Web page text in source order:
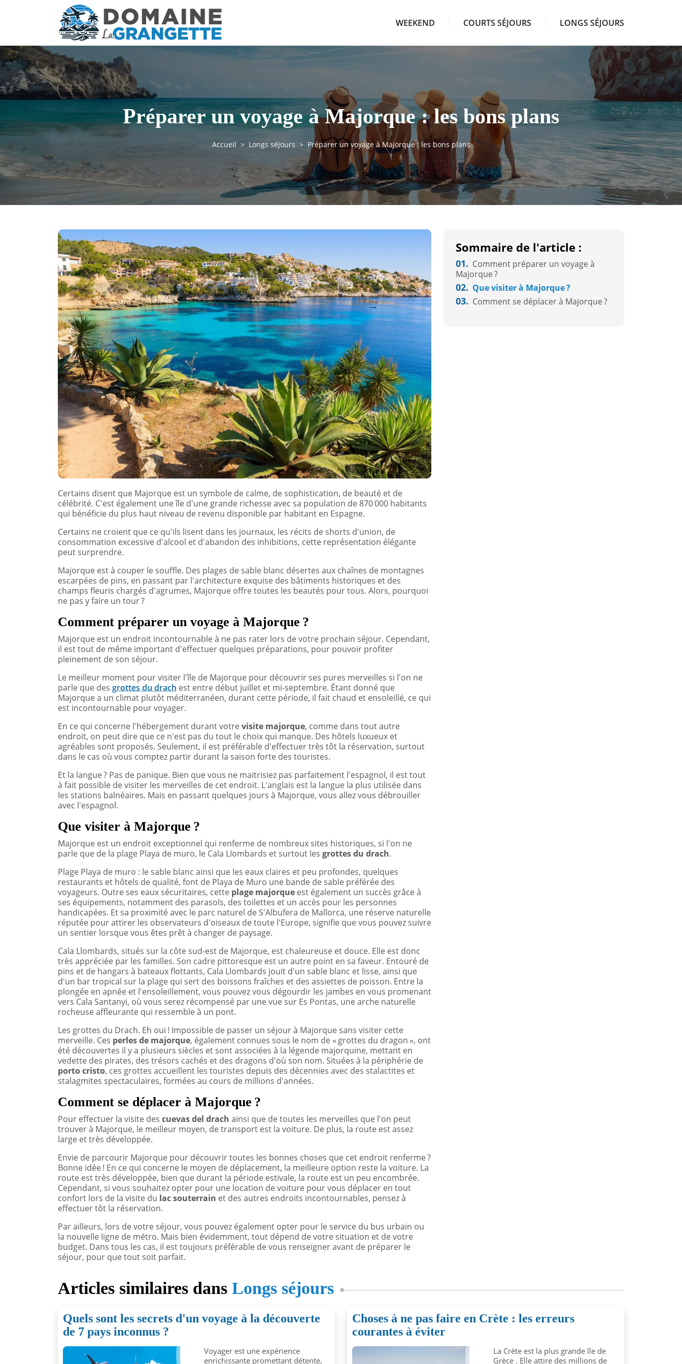
WEEKEND COURTS SÉJOURS LONGS SÉJOURS
Préparer un voyage à Majorque : les bons plans
Accueil Longs séjours Préparer un voyage à Majorque : les bons plans
Certains disent que Majorque est un symbole de calme, de sophistication, de beauté et de
célébrité. C'est également une île d'une grande richesse avec sa population de 870 000 habitants
qui bénéficie du plus haut niveau de revenu disponible par habitant en Espagne.
Certains ne croient que ce qu'ils lisent dans les journaux, les récits de shorts d'union, de
consommation excessive d'alcool et d'abandon des inhibitions, cette représentation élégante
peut surprendre.
Majorque est à couper le souffle. Des plages de sable blanc désertes aux chaînes de montagnes
escarpées de pins, en passant par l'architecture exquise des bâtiments historiques et des
champs fleuris chargés d'agrumes, Majorque offre toutes les beautés pour tous. Alors, pourquoi
ne pas y faire un tour ?
Comment préparer un voyage à Majorque ?
Majorque est un endroit incontournable à ne pas rater lors de votre prochain séjour. Cependant,
il est tout de même important d'effectuer quelques préparations, pour pouvoir profiter
pleinement de son séjour.
Le meilleur moment pour visiter l'île de Majorque pour découvrir ses pures merveilles si l'on ne
parle que des grottes du drach est entre début juillet et mi-septembre. Étant donné que
Majorque a un climat plutôt méditerranéen, durant cette période, il fait chaud et ensoleillé, ce qui
est incontournable pour voyager.
En ce qui concerne l'hébergement durant votrevisite majorque, comme dans tout autre
endroit, on peut dire que ce n'est pas du tout le choix qui manque. Des hôtels luxueux et
agréables sont proposés. Seulement, il est préférable d'effectuer très tôt la réservation, surtout
dans le cas où vous comptez partir durant la saison forte des touristes.
Et la langue ? Pas de panique. Bien que vous ne maitrisiez pas parfaitement l'espagnol, il est tout
à fait possible de visiter les merveilles de cet endroit. L'anglais est la langue la plus utilisée dans
les stations balnéaires. Mais en passant quelques jours à Majorque, vous allez vous débrouiller
avec l'espagnol.
Que visiter à Majorque ?
Majorque est un endroit exceptionnel qui renferme de nombreux sites historiques, si l'on ne
parle que de la plage Playa de muro, le Cala LIombards et surtout les grottes du drach.
Plage Playa de muro : le sable blanc ainsi que les eaux claires et peu profondes, quelques
restaurants et hôtels de qualité, font de Playa de Muro une bande de sable préférée des
voyageurs. Outre ses eaux sécuritaires, cette plage majorque est également un succès grâce à
ses équipements, notamment des parasols, des toilettes et un accès pour les personnes
handicapées. Et sa proximité avec le parc naturel de S'Albufera de Mallorca, une réserve naturelle
réputée pour attirer les observateurs d'oiseaux de toute l'Europe, signifie que vous pouvez suivre
un sentier lorsque vous êtes prêt à changer de paysage.
Cala Llombards, situés sur la côte sud-est de Majorque, est chaleureuse et douce. Elle est donc
très appréciée par les familles. Son cadre pittoresque est un autre point en sa faveur. Entouré de
pins et de hangars à bateaux flottants, Cala Llombards jouit d'un sable blanc et lisse, ainsi que
d'un bar tropical sur la plage qui sert des boissons fraîches et des assiettes de poisson. Entre la
plongée en apnée et l'ensoleillement, vous pouvez vous dégourdir les jambes en vous promenant
vers Cala Santanyi, où vous serez récompensé par une vue sur Es Pontas, une arche naturelle
rocheuse affleurante qui ressemble à un pont.
Les grottes du Drach. Eh oui ! Impossible de passer un séjour à Majorque sans visiter cette
merveille. Ces perles de majorque, également connues sous le nom de « grottes du dragon », ont
été découvertes il y a plusieurs siècles et sont associées à la légende majorquine, mettant en
vedette des pirates, des trésors cachés et des dragons d'où son nom. Situées à la périphérie de
porto cristo, ces grottes accueillent les touristes depuis des décennies avec des stalactites et
stalagmites spectaculaires, formées au cours de millions d'années.
Comment se déplacer à Majorque ?
Pour effectuer la visite des cuevas del drach ainsi que de toutes les merveilles que l'on peut
trouver à Majorque, le meilleur moyen, de transport est la voiture. De plus, la route est assez
large et très développée.
Envie de parcourir Majorque pour découvrir toutes les bonnes choses que cet endroit renferme ?
Bonne idée ! En ce qui concerne le moyen de déplacement, la meilleure option reste la voiture. La
route est très développée, bien que durant la période estivale, la route est un peu encombrée.
Cependant, si vous souhaitez opter pour une location de voiture pour vous déplacer en tout
confort lors de la visite du lac souterrain et des autres endroits incontournables, pensez à
effectuer tôt la réservation.
Par ailleurs, lors de votre séjour, vous pouvez également opter pour le service du bus urbain ou
la nouvelle ligne de métro. Mais bien évidemment, tout dépend de votre situation et de votre
budget. Dans tous les cas, il est toujours préférable de vous renseigner avant de préparer le
séjour, pour que tout soit parfait.
Sommaire de l'article :
01. Comment préparer un voyage à
Majorque ?
02. Que visiter à Majorque ?
03. Comment se déplacer à Majorque ?
Articles similaires dans Longs séjours
Quels sont les secrets d'un voyage à la découverte
de 7 pays inconnus ?
Voyager est une expérience
enrichissante promettant détente,
Choses à ne pas faire en Crète : les erreurs
courantes à éviter
La Crète est la plus grande île de
Grèce . Elle attire des millions de